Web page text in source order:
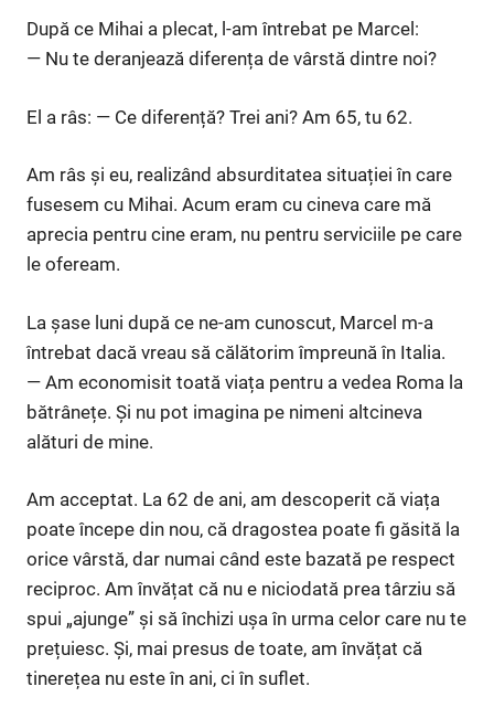
După ce Mihai a plecat, l-am întrebat pe Marcel:
— Nu te deranjează diferența de vârstă dintre noi?
El a râs: — Ce diferență? Trei ani? Am 65, tu 62.
Am râs și eu, realizând absurditatea situației în care
fusesem cu Mihai. Acum eram cu cineva care mă
aprecia pentru cine eram, nu pentru serviciile pe care
le ofeream.
La șase luni după ce ne-am cunoscut, Marcel m-a
întrebat dacă vreau să călătorim împreună în Italia.
— Am economisit toată viața pentru a vedea Roma la
bătrânețe. Și nu pot imagina pe nimeni altcineva
alături de mine.
Am acceptat. La 62 de ani, am descoperit că viața
poate începe din nou, că dragostea poate fi găsită la
orice vârstă, dar numai când este bazată pe respect
reciproc. Am învățat că nu e niciodată prea târziu să
spui „ajunge” și să închizi ușa în urma celor care nu te
prețuiesc. Și, mai presus de toate, am învățat că
tinerețea nu este în ani, ci în suflet.